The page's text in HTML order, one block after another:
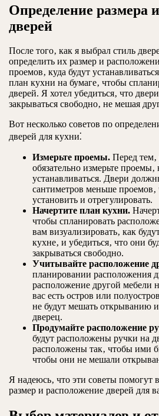
Определение размера
дверей
После того‚ как я выбрал стиль
определить их размер и
проемов‚ куда будут
план кухни на бумаге‚ чтобы
дверей. Я хотел убедиться‚ что
закрываться свободно‚ не мешая
Вот несколько советов по
дверей для кухни⁚
Измерьте проемы. Перед тем‚
обязательно измерьте проемы‚
устанавливаться. Двери
сантиметров меньше
установить и отрегулировать.
Начертите план кухни.
чтобы спланировать
вам визуализировать‚ как
кухне‚ и убедиться‚ что они
закрываться свободно.
Учитывайте расположение
планировании расположения
расположение другой мебели
вас есть остров или
не будут мешать открыванию
дверец.
Продумайте расположение
будут расположены ручки на
расположены так‚ чтобы ими
чтобы они не мешали
Я надеюсь‚ что эти советы помогут
размер и расположение дверей для